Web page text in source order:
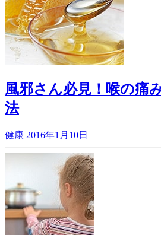
風邪さん必見！喉の痛
法
健康 2016年1月10日